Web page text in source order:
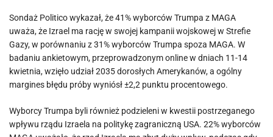
Sondaż Politico wykazał, że 41% wyborców Trumpa z MAGA
uważa, że ​​Izrael ma rację w swojej kampanii wojskowej w Strefie
Gazy, w porównaniu z 31% wyborców Trumpa spoza MAGA. W
badaniu ankietowym, przeprowadzonym online w dniach 11-14
kwietnia, wzięło udział 2035 dorosłych Amerykanów, a ogólny
margines błędu próby wyniósł ±2,2 punktu procentowego.
Wyborcy Trumpa byli również podzieleni w kwestii postrzeganego
wpływu rządu Izraela na politykę zagraniczną USA. 22% wyborców